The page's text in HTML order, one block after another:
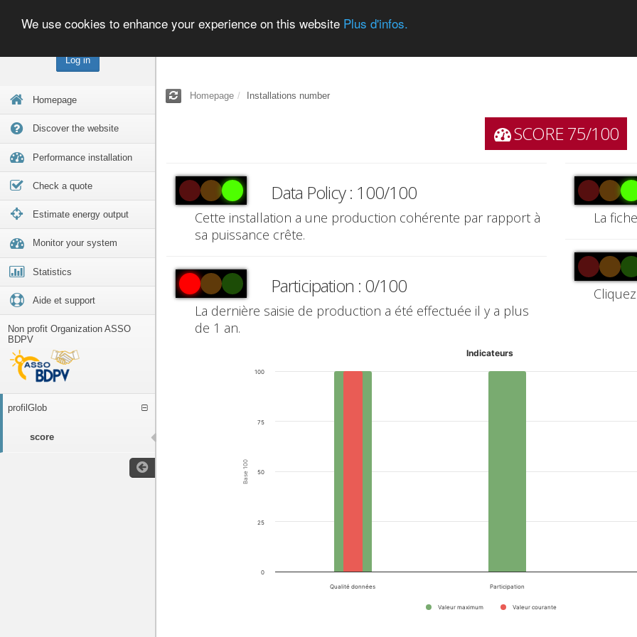
Log in
Homepage
Discover the website
Performance installation
Check a quote
Estimate energy output
Monitor your system
Statistics
Aide et support
Non profit Organization ASSO
BDPV
profilGlob
score
We use cookies to enhance your experience on this website Plus d'infos.
Homepage Installations number
SCORE 75/100
Data Policy : 100/100
Cette installation a une production cohérente par rapport à
sa puissance crête.
Participation : 0/100
La dernière saisie de production a été effectuée il y a plus
de 1 an.
La
Base 100
Indicateurs
Valeur maximum Valeur courante
Qualité données Participation
0
25
50
75
100